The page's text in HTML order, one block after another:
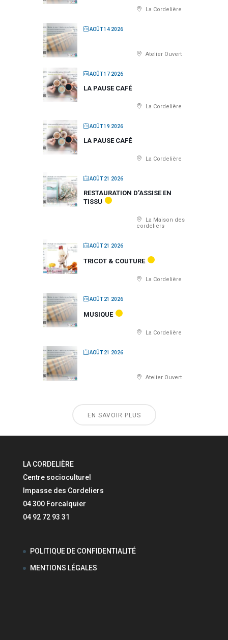
La Cordelière
AOÛT 14 2026
Atelier Ouvert
AOÛT 17 2026
LA PAUSE CAFÉ
La Cordelière
AOÛT 19 2026
LA PAUSE CAFÉ
La Cordelière
AOÛT 21 2026
RESTAURATION D’ASSISE EN
TISSU
La Maison des
cordeliers
AOÛT 21 2026
TRICOT & COUTURE
La Cordelière
AOÛT 21 2026
MUSIQUE
La Cordelière
AOÛT 21 2026
Atelier Ouvert
EN SAVOIR PLUS
LA CORDELIÈRE
Centre socioculturel
Impasse des Cordeliers
04 300 Forcalquier
04 92 72 93 31
POLITIQUE DE CONFIDENTIALITÉ
MENTIONS LÉGALES